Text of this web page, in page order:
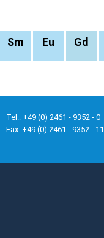
Sm Eu Gd
Tel.: +49 (0) 2461 - 9352 - 0
Fax: +49 (0) 2461 - 9352 - 11